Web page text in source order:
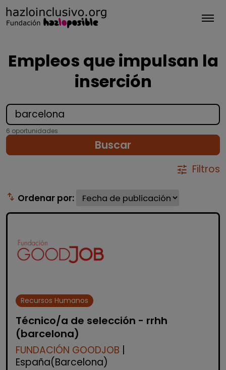
Empleos que impulsan la
inserción
6 oportunidades
Buscar
tune Filtros
swap_vert Ordenar por:
Recursos Humanos
Técnico/a de selección - rrhh
(barcelona)
FUNDACIÓN GOODJOB
España(Barcelona)